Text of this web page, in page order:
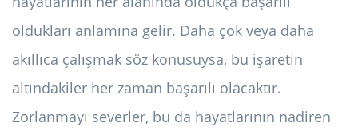
oldukları anlamına gelir. Daha çok veya daha
akıllıca çalışmak söz konusuysa, bu işaretin
altındakiler her zaman başarılı olacaktır.
Zorlanmayı severler, bu da hayatlarının nadiren